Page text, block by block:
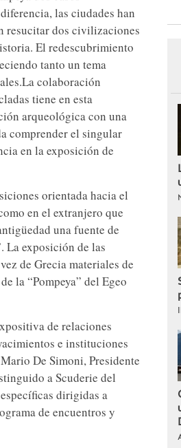
las ciudades han
resucitar dos civilizaciones
El redescubrimiento
tanto un tema
colaboración
tiene en esta
arqueológica con una
comprender el singular
en la exposición de
orientada hacia el
en el extranjero que
una fuente de
La exposición de las
de Grecia materiales de
la “Pompeya” del Egeo
de relaciones
e instituciones
De Simoni, Presidente
a Scuderie del
dirigidas a
de encuentros y